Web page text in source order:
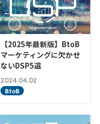
【2025年最新版】BtoB
マーケティングに欠かせ
ないDSP5選
2024.04.02
BtoB